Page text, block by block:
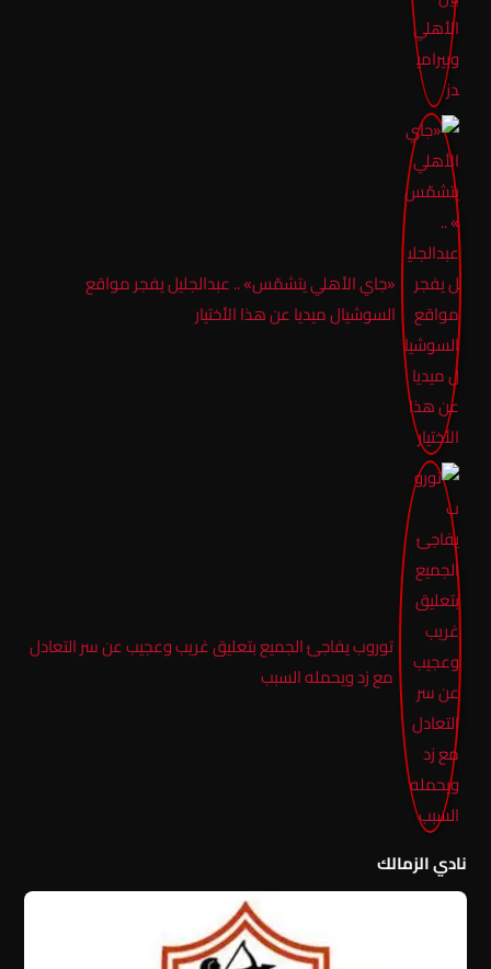
«جاي الأهلي يتشمّس» .. عبدالجليل يفجر مواقع
السوشيال ميديا عن هذا الأختيار
توروب يفاجئ الجميع بتعليق غريب وعجيب عن سر التعادل
مع زد ويحمله السبب
نادي الزمالك